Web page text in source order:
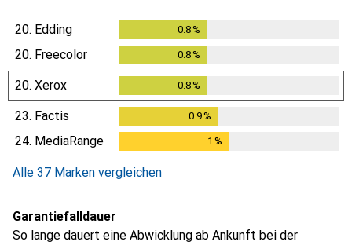
20. Edding 0.8 %
20. Freecolor 0.8 %
20. Xerox 0.8 %
23. Factis 0.9%
24. MediaRange 1 %
Alle 37 Marken vergleichen
Garantiefalldauer
So lange dauert eine Abwicklung ab Ankunft bei der